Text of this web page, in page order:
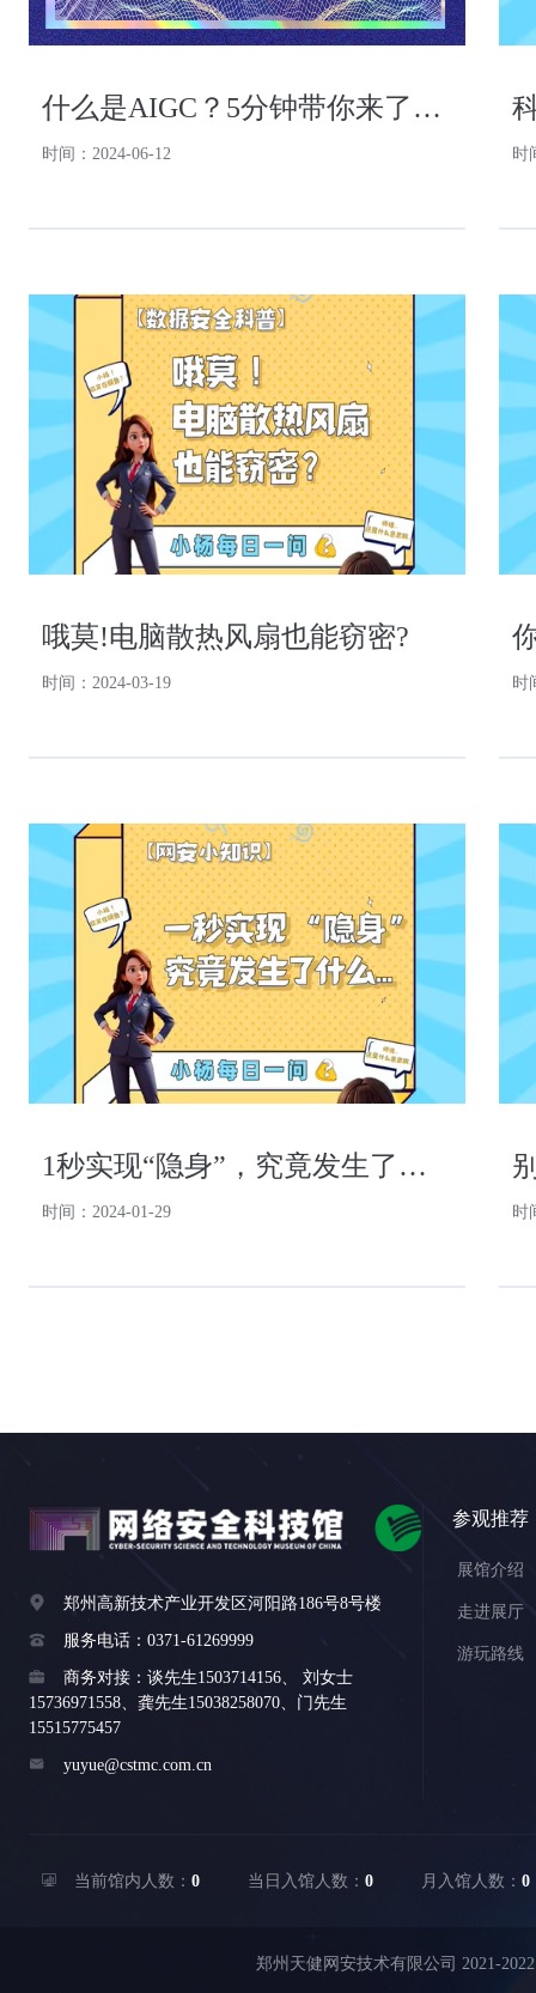
什么是AIGC？5分钟带你来了解AIGC的历史和发展！
时间：2024-06-12 时
哦莫!电脑散热风扇也能窃密?
时间：2024-03-19 时
1秒实现“隐身”，究竟发生了什么？......
时间：2024-01-29 时
 郑州高新技术产业开发区河阳路186号8号楼
 服务电话：0371-61269999

商务对接：谈先生1503714156、 刘女士
15736971558、龚先生15038258070、门先生
15515775457
 yuyue@cstmc.com.cn
参观推荐
展馆介绍
走进展厅
游玩路线
 当前馆内人数： 0 当日入馆人数： 0 月入馆人数： 0
郑州天健网安技术有限公司 2021-